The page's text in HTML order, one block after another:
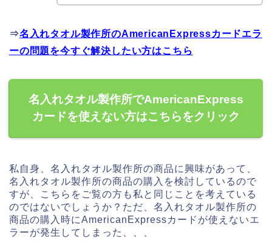
⇒名入れタオル製作所のAmericanExpressカードエラ
ーの問題を今すぐ解決したい方はこちら
名入れタオル製作所でAmericanExpress
カードを使えない方はこちらをクリック
私自身、名入れタオル製作所の商品に興味があって、
名入れタオル製作所の商品の購入を検討しているので
すが、こちらをご覧の方も私と同じことを考えている
のではないでしょうか？ただ、名入れタオル製作所の
商品の購入時にAmericanExpressカードが使えないエ
ラーが発生してしまった、、、